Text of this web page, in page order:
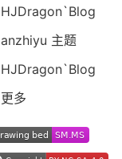
HJDragon`Blog
anzhiyu 主题
HJDragon`Blog
更多